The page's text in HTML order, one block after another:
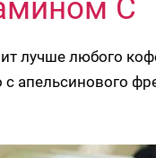
С
лучше любого
с апельсинового